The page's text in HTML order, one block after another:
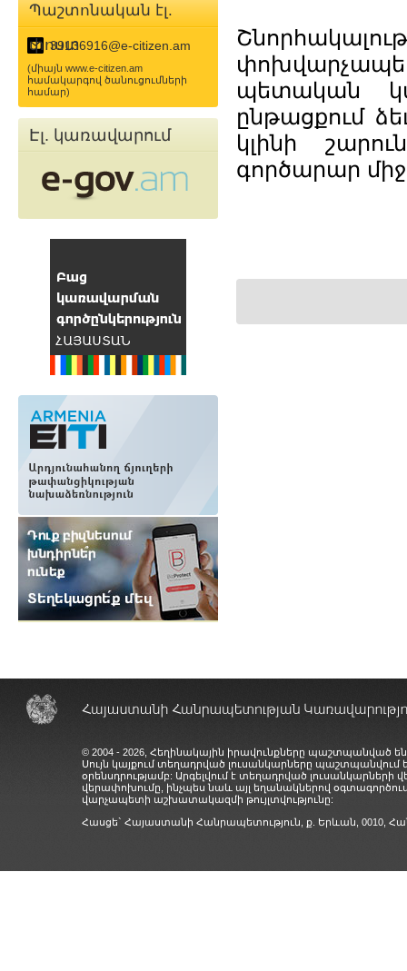
Պաշտոնական էլ.
փոստ
39136916@e-citizen.am
(միայն www.e-citizen.am
համակարգով ծանուցումների
համար)
Էլ. կառավարում
պետական
ընթացքում
կլինի
գործարար
© 2004 - 2026, Հեղինակային իրավունքները պաշտպանված
Սույն կայքում տեղադրված լուսանկարները
օրենսդրությամբ: Արգելվում է տեղադրված
վերափոխումը, ինչպես նաև այլ եղանակներով
վարչապետի աշխատակազմի թույլտվությունը:
Հասցե` Հայաստանի Հանրապետություն, ք. Երևան, 0010,